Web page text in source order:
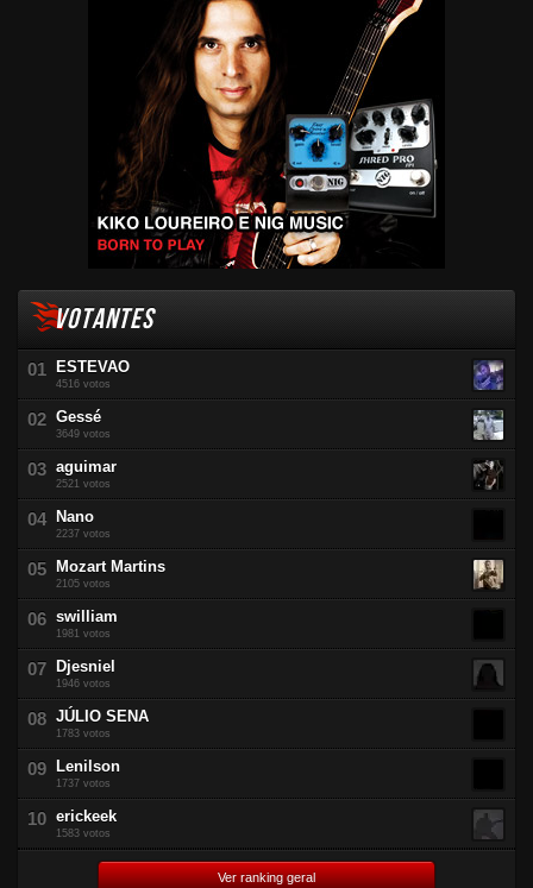
VOTANTES
ESTEVAO
4516 votos
Gessé
3649 votos
aguimar
2521 votos
Nano
2237 votos
Mozart Martins
2105 votos
swilliam
1981 votos
Djesniel
1946 votos
JÚLIO SENA
1783 votos
Lenilson
1737 votos
erickeek
1583 votos
Ver ranking geral